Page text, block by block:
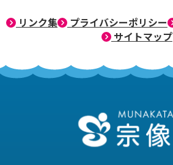
リンク集 プライバシーポリシー
サイトマップ